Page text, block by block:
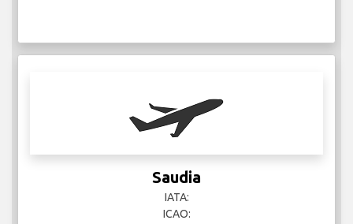
Saudia
IATA:
ICAO: